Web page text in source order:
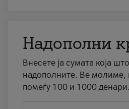
Надополни
Внесете ја сумата која
надополните. Ве молиме,
помеѓу 100 и 1000 денари.